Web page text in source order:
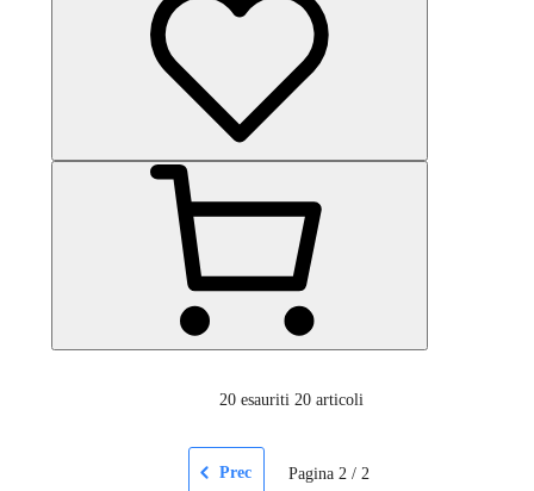
20 esauriti 20 articoli
Prec Pagina 2 / 2